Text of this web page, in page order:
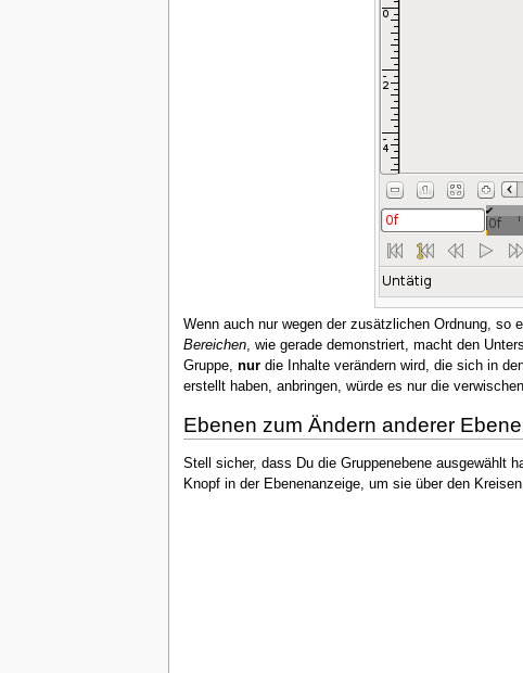
Wenn auch nur wegen der zusätzlichen Ordnung, so
Bereichen, wie gerade demonstriert, macht den
Gruppe, nurdie Inhalte verändern wird, die sich in
erstellt haben, anbringen, würde es nur die
Ebenen zum Ändern anderer
Stell sicher, dass Du die Gruppenebene ausgewählt
Knopf in der Ebenenanzeige, um sie über den